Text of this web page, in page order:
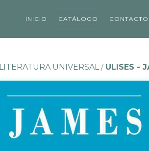
INICIO CATÁLOGO CONTACTO
LITERATURA UNIVERSAL / ULISES -